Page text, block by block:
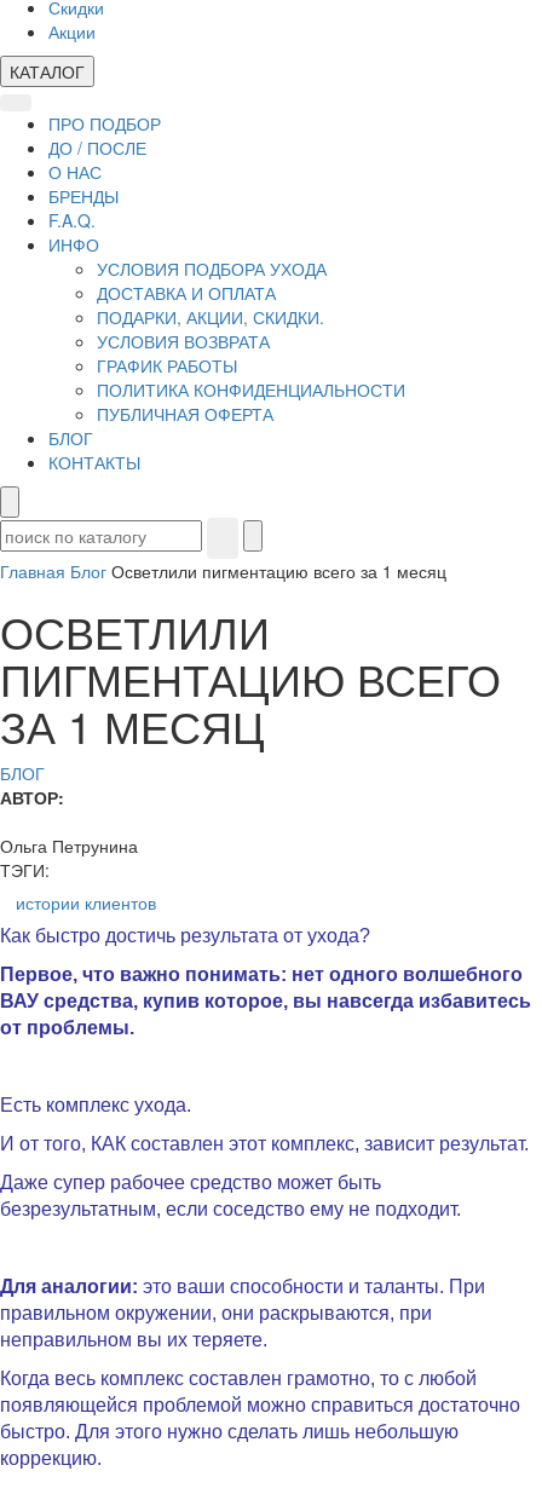
Скидки
Акции
КАТАЛОГ
ПРО ПОДБОР
ДО / ПОСЛЕ
О НАС
БРЕНДЫ
F.A.Q.
ИНФО
УСЛОВИЯ ПОДБОРА УХОДА
ДОСТАВКА И ОПЛАТА
ПОДАРКИ, АКЦИИ, СКИДКИ.
УСЛОВИЯ ВОЗВРАТА
ГРАФИК РАБОТЫ
ПОЛИТИКА КОНФИДЕНЦИАЛЬНОСТИ
ПУБЛИЧНАЯ ОФЕРТА
БЛОГ
КОНТАКТЫ
Главная Блог Осветлили пигментацию всего за 1 месяц
ОСВЕТЛИЛИ
ПИГМЕНТАЦИЮ ВСЕГО
ЗА 1 МЕСЯЦ
БЛОГ
АВТОР:
Ольга Петрунина
ТЭГИ:
истории клиентов
Как быстро достичь результата от ухода?
Первое, что важно понимать: нет одного волшебного
ВАУ средства, купив которое, вы навсегда избавитесь
от проблемы.
Есть комплекс ухода.
И от того, КАК составлен этот комплекс, зависит результат.
Даже супер рабочее средство может быть
безрезультатным, если соседство ему не подходит.
Для аналогии: это ваши способности и таланты. При
правильном окружении, они раскрываются, при
неправильном вы их теряете.
Когда весь комплекс составлен грамотно, то с любой
появляющейся проблемой можно справиться достаточно
быстро. Для этого нужно сделать лишь небольшую
коррекцию.